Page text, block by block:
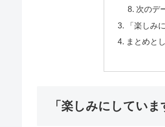
次のデ
「楽しみ
まとめと
「楽しみにしてい